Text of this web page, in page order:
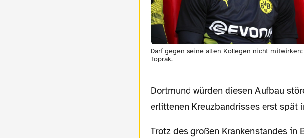
Darf gegen seine alten Kollegen nicht
Toprak.
Dortmund würden diesen Aufbau
erlittenen Kreuzbandrisses erst spät
Trotz des großen Krankenstandes in Bremen ist der Übungsleiter guter Dinge, in